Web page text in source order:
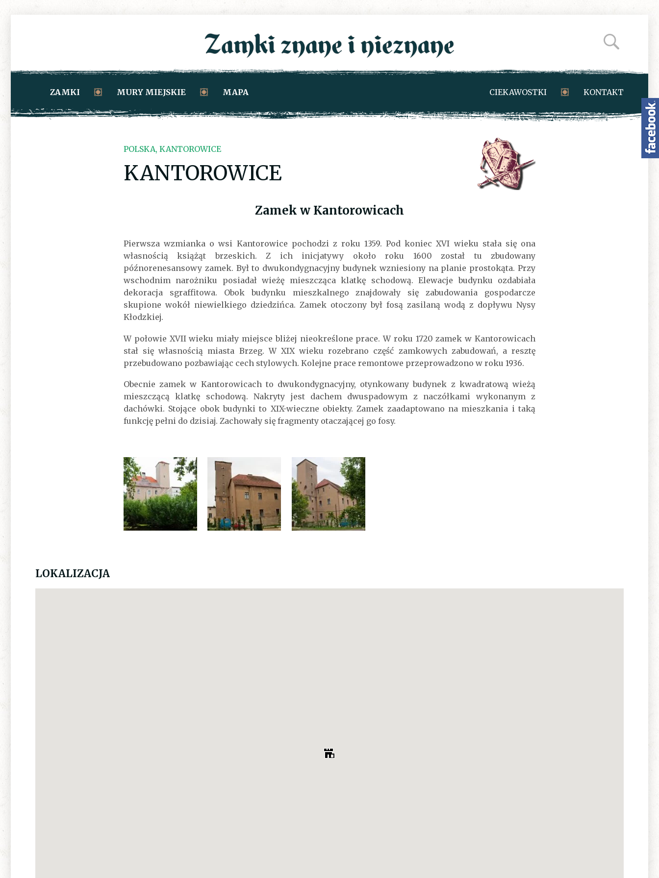
ZAMKI MURY MIEJSKIE MAPA CIEKAWOSTKI KONTAKT
POLSKA, KANTOROWICE
KANTOROWICE
Zamek w Kantorowicach
Pierwsza wzmianka o wsi Kantorowice pochodzi z roku 1359. Pod koniec XVI wieku stała się ona
własnością książąt brzeskich. Z ich inicjatywy około roku 1600 został tu zbudowany
późnorenesansowy zamek. Był to dwukondygnacyjny budynek wzniesiony na planie prostokąta. Przy
wschodnim narożniku posiadał wieżę mieszcząca klatkę schodową. Elewacje budynku ozdabiała
dekoracja sgraffitowa. Obok budynku mieszkalnego znajdowały się zabudowania gospodarcze
skupione wokół niewielkiego dziedzińca. Zamek otoczony był fosą zasilaną wodą z dopływu Nysy
Kłodzkiej.
W połowie XVII wieku miały miejsce bliżej nieokreślone prace. W roku 1720 zamek w Kantorowicach
stał się własnością miasta Brzeg. W XIX wieku rozebrano część zamkowych zabudowań, a resztę
przebudowano pozbawiając cech stylowych. Kolejne prace remontowe przeprowadzono w roku 1936.
Obecnie zamek w Kantorowicach to dwukondygnacyjny, otynkowany budynek z kwadratową wieżą
mieszczącą klatkę schodową. Nakryty jest dachem dwuspadowym z naczółkami wykonanym z
dachówki. Stojące obok budynki to XIX-wieczne obiekty. Zamek zaadaptowano na mieszkania i taką
funkcję pełni do dzisiaj. Zachowały się fragmenty otaczającej go fosy.
LOKALIZACJA